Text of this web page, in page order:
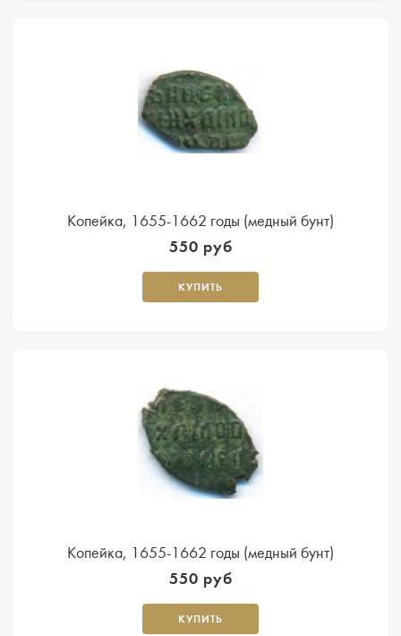
Копейка, 1655-1662 годы (медный бунт)
550 руб
КУПИТЬ
Копейка, 1655-1662 годы (медный бунт)
550 руб
КУПИТЬ